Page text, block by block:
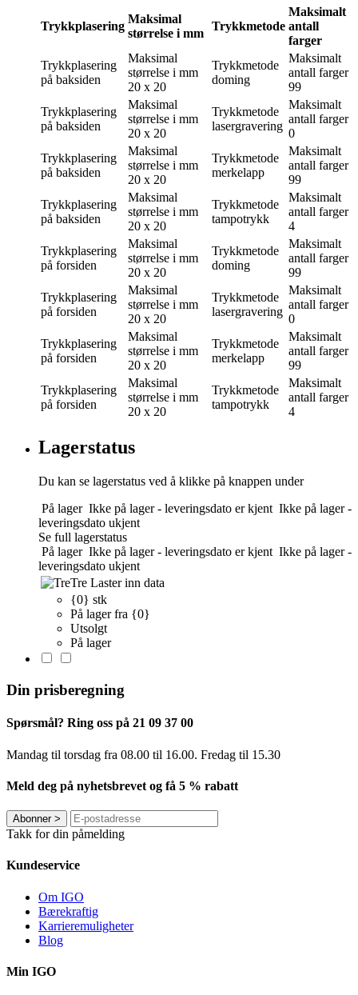
Trykkplasering
Maksimal
størrelse i mm
Trykkmetode
Maksimalt
antall
farger
Trykkplasering
på baksiden
Maksimal
størrelse i mm
20 x 20
Trykkmetode
doming
Maksimalt
antall farger
99
Trykkplasering
på baksiden
Maksimal
størrelse i mm
20 x 20
Trykkmetode
lasergravering
Maksimalt
antall farger
0
Trykkplasering
på baksiden
Maksimal
størrelse i mm
20 x 20
Trykkmetode
merkelapp
Maksimalt
antall farger
99
Trykkplasering
på baksiden
Maksimal
størrelse i mm
20 x 20
Trykkmetode
tampotrykk
Maksimalt
antall farger
4
Trykkplasering
på forsiden
Maksimal
størrelse i mm
20 x 20
Trykkmetode
doming
Maksimalt
antall farger
99
Trykkplasering
på forsiden
Maksimal
størrelse i mm
20 x 20
Trykkmetode
lasergravering
Maksimalt
antall farger
0
Trykkplasering
på forsiden
Maksimal
størrelse i mm
20 x 20
Trykkmetode
merkelapp
Maksimalt
antall farger
99
Trykkplasering
på forsiden
Maksimal
størrelse i mm
20 x 20
Trykkmetode
tampotrykk
Maksimalt
antall farger
4
Lagerstatus
Du kan se lagerstatus ved å klikke på knappen under
På lager Ikke på lager - leveringsdato er kjent Ikke på lager -
leveringsdato ukjent
Se full lagerstatus
På lager Ikke på lager - leveringsdato er kjent Ikke på lager -
leveringsdato ukjent
Tre Laster inn data
{0} stk
På lager fra {0}
Utsolgt
På lager
Din prisberegning
Spørsmål? Ring oss på 21 09 37 00
Mandag til torsdag ​​fra 08.00 til 16.00. Fredag til 15.30
Meld deg på nyhetsbrevet og få 5 % rabatt
Abonner>
Takk for din påmelding
Kundeservice
Om IGO
Bærekraftig
Karrieremuligheter
Blog
Min IGO